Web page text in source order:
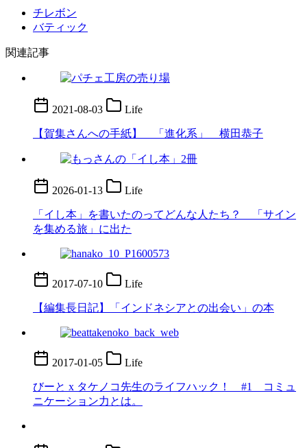
チレボン
バティック
関連記事
2021-08-03 Life
【賀集さんへの手紙】 「進化系」 横田恭子
2026-01-13 Life
「イし本」を書いたのってどんな人たち？ 「サイン
を集める旅」に出た
2017-07-10 Life
【編集長日記】「インドネシアとの出会い」の本
2017-01-05 Life
びーと x タケノコ先生のライフハック！ #1 コミュ
ニケーション力とは。